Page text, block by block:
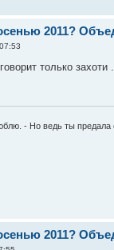
2011?
только
- Но ведь ты предала
2011?